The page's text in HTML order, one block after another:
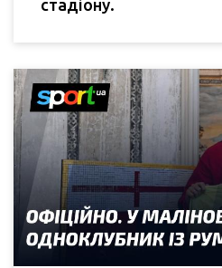
стадіону.